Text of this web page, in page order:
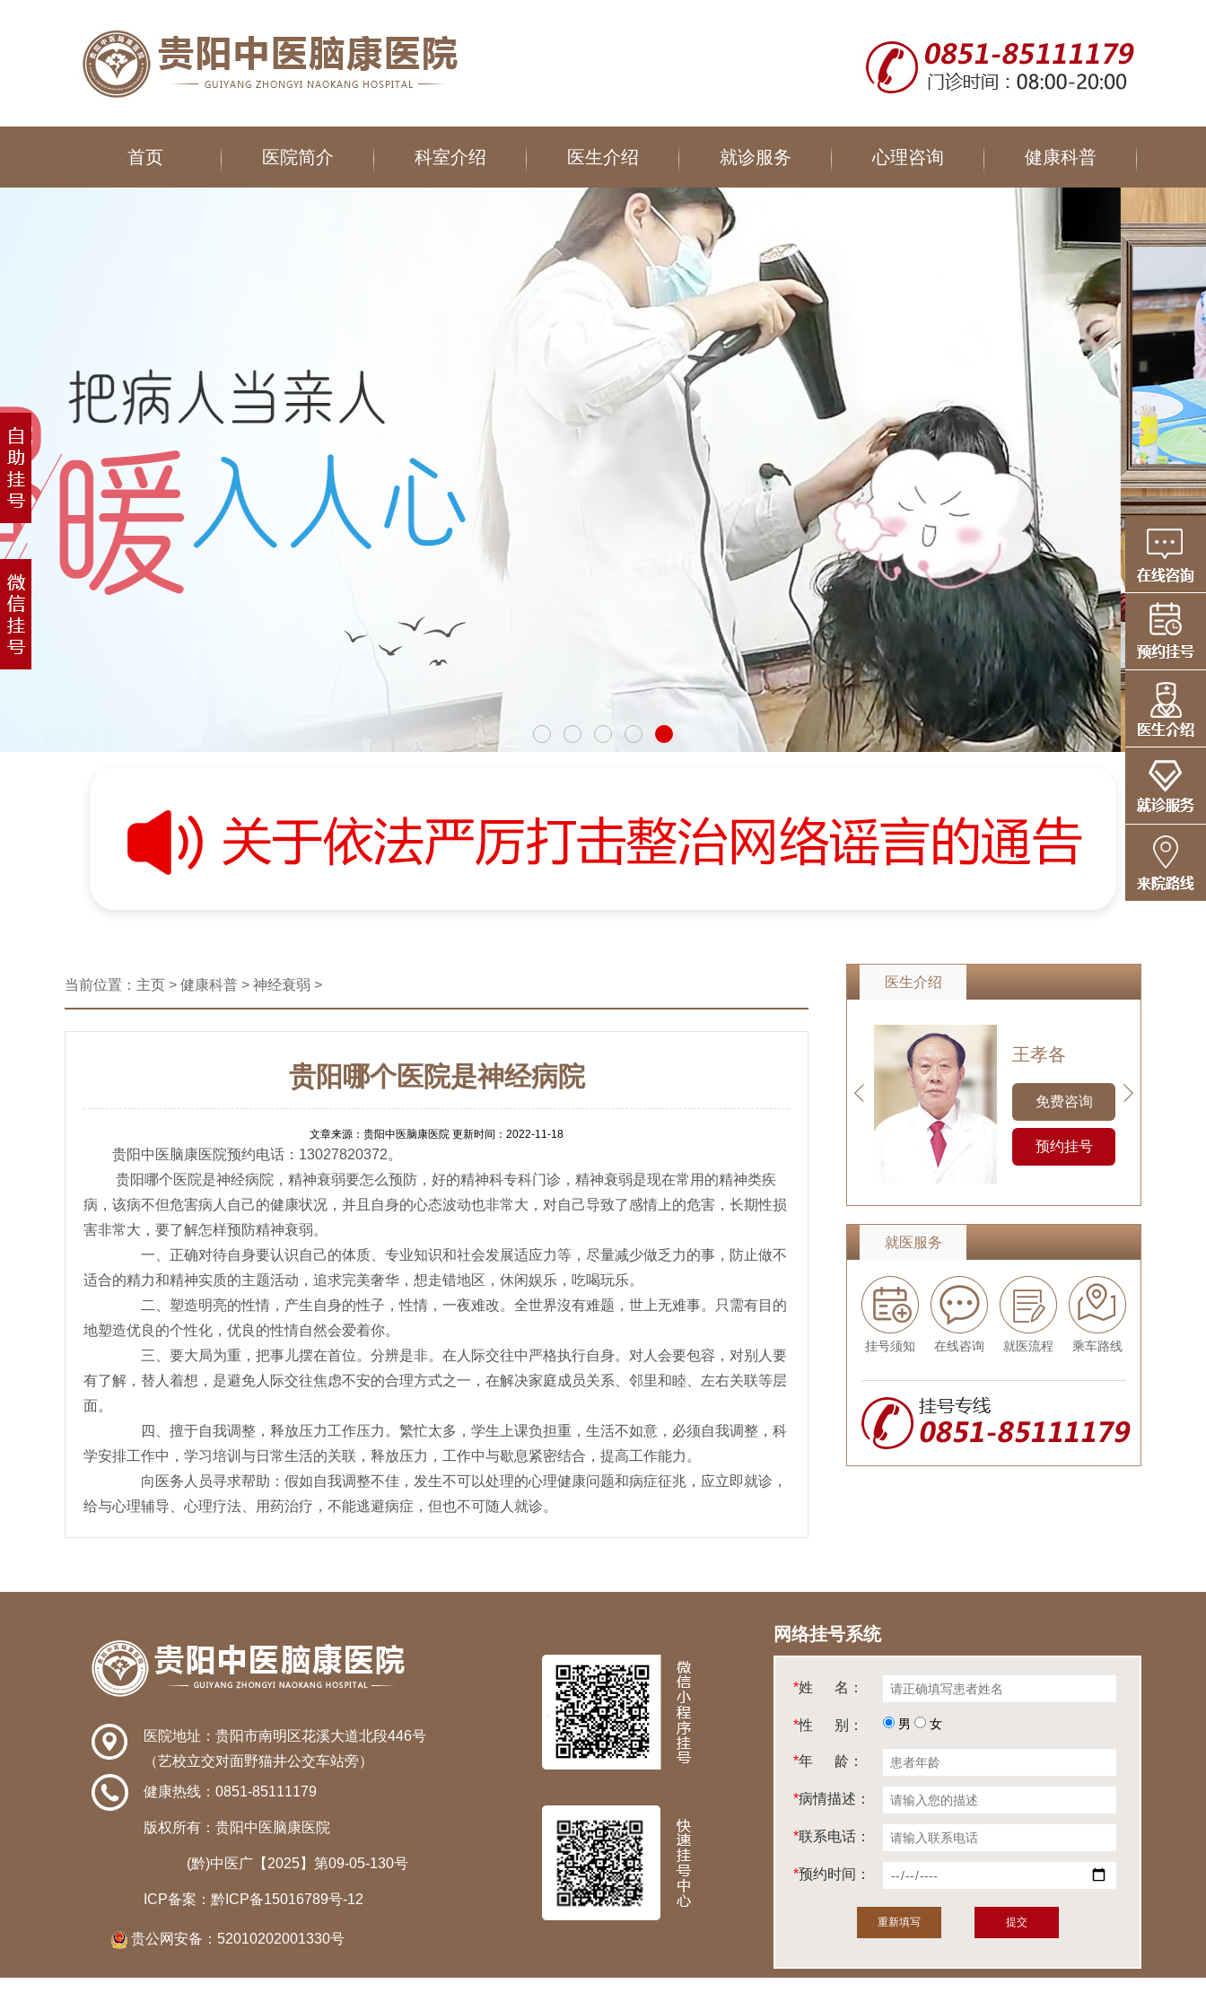
首页 医院简介 科室介绍 医生介绍 就诊服务 心理咨询 健康科普
在线咨询
当前位置： 主页 > 健康科普 > 神经衰弱 >
贵阳哪个医院是神经病院
文章来源：贵阳中医脑康医院 更新时间：2022-11-18
贵阳中医脑康医院预约电话：13027820372。
贵阳哪个医院是神经病院，精神衰弱要怎么预防，好的精神科专科门诊，精神衰弱是现在常用的精神类疾
病，该病不但危害病人自己的健康状况，并且自身的心态波动也非常大，对自己导致了感情上的危害，长期性损
害非常大，要了解怎样预防精神衰弱。
一、正确对待自身要认识自己的体质、专业知识和社会发展适应力等，尽量减少做乏力的事，防止做不
适合的精力和精神实质的主题活动，追求完美奢华，想走错地区，休闲娱乐，吃喝玩乐。
二、塑造明亮的性情，产生自身的性子，性情，一夜难改。全世界沒有难题，世上无难事。只需有目的
地塑造优良的个性化，优良的性情自然会爱着你。
三、要大局为重，把事儿摆在首位。分辨是非。在人际交往中严格执行自身。对人会要包容，对别人要
有了解，替人着想，是避免人际交往焦虑不安的合理方式之一，在解决家庭成员关系、邻里和睦、左右关联等层
面。
四、擅于自我调整，释放压力工作压力。繁忙太多，学生上课负担重，生活不如意，必须自我调整，科
学安排工作中，学习培训与日常生活的关联，释放压力，工作中与歇息紧密结合，提高工作能力。
向医务人员寻求帮助：假如自我调整不佳，发生不可以处理的心理健康问题和病症征兆，应立即就诊，
给与心理辅导、心理疗法、用药治疗，不能逃避病症，但也不可随人就诊。
医生介绍
免费咨询 免费咨询
就医服务
挂号须知 在线咨询 就医流程 乘车路线
医院地址：贵阳市南明区花溪大道北段446号
（艺校立交对面野猫井公交车站旁）
健康热线： 0851-85111179
版权所有：贵阳中医脑康医院
(黔)中医广【2025】第09-05-130号
ICP备案： 黔ICP备15016789号-12
贵公网安备： 52010202001330号
网络挂号系统
*姓 名：
*性 别： 男 女
*年 龄：
*病情描述：
*联系电话：
*预约时间：